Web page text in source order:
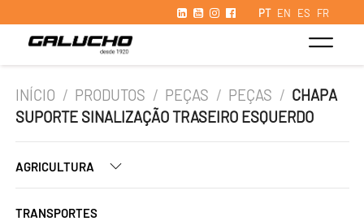
PT EN ES FR
INÍCIO / PRODUTOS / PEÇAS / PEÇAS / CHAPA
SUPORTE SINALIZAÇÃO TRASEIRO ESQUERDO
AGRICULTURA
TRANSPORTES